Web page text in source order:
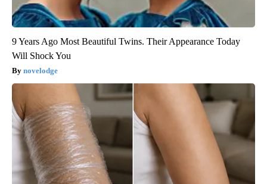
9 Years Ago Most Beautiful Twins. Their Appearance Today
Will Shock You
novelodge